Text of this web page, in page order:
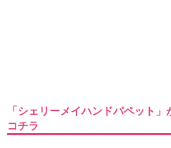
「シェリーメイハンドパペット
コチラ